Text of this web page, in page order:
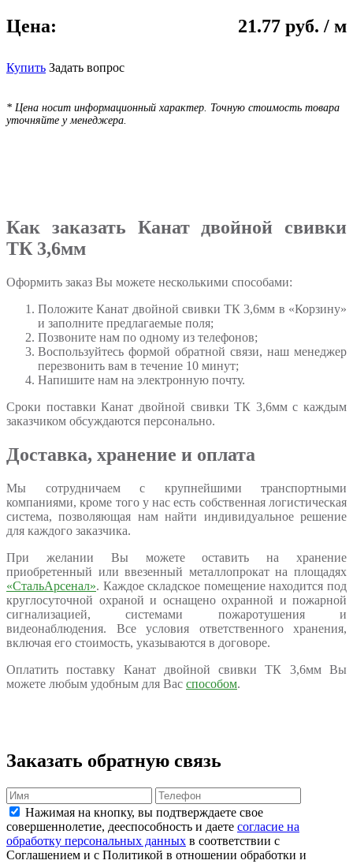
Цена: 21.77 руб. / м
Купить Задать вопрос
* Цена носит информационный характер. Точную стоимость товара
уточняйте у менеджера.
Как заказать Канат двойной свивки
ТК 3,6мм
Оформить заказ Вы можете несколькими способами:
Положите Канат двойной свивки ТК 3,6мм в «Корзину»
и заполните предлагаемые поля;
Позвоните нам по одному из телефонов;
Воспользуйтесь формой обратной связи, наш менеджер
перезвонить вам в течение 10 минут;
Напишите нам на электронную почту.
Сроки поставки Канат двойной свивки ТК 3,6мм с каждым
заказчиком обсуждаются персонально.
Доставка, хранение и оплата
Мы сотрудничаем с крупнейшими транспортными
компаниями, кроме того у нас есть собственная логистическая
система, позволяющая нам найти индивидуальное решение
для каждого заказчика.
При желании Вы можете оставить на хранение
приобретенный или ввезенный металлопрокат на площадях
«СтальАрсенал». Каждое складское помещение находится под
круглосуточной охраной и оснащено охранной и пожарной
сигнализацией, системами пожаротушения и
видеонаблюдения. Все условия ответственного хранения,
включая его стоимость, указываются в договоре.
Оплатить поставку Канат двойной свивки ТК 3,6мм Вы
можете любым удобным для Вас способом.
Заказать обратную связь
Нажимая на кнопку, вы подтверждаете свое
совершеннолетие, дееспособность и даете согласие на
обработку персональных данных в соответствии с
Соглашением и с Политикой в отношении обработки и